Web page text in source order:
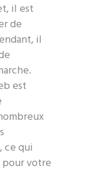
il est
de
il
est
ce qui
votre